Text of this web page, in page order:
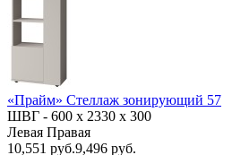
«Прайм» Стеллаж зонирующий 57
ШВГ - 600 х 2330 х 300
Левая Правая
10,551 руб.9,496 руб.